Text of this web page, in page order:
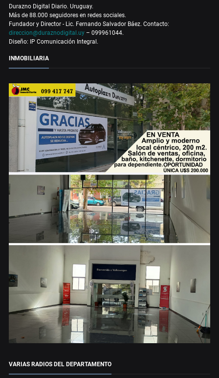
Durazno Digital Diario. Uruguay.
Más de 88.000 seguidores en redes sociales.
Fundador y Director - Lic. Fernando Salvador Báez. Contacto:
direccion@duraznodigital.uy – 099961044.
Diseño: IP Comunicación Integral.
INMOBILIARIA
VARIAS RADIOS DEL DEPARTAMENTO